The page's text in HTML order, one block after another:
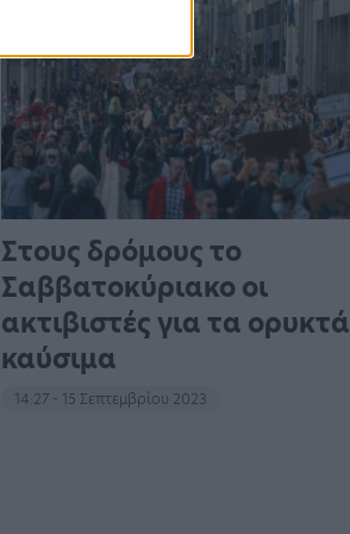
Στους δρόμους το
Σαββατοκύριακο οι
ακτιβιστές για τα ορυκτά
καύσιμα
14:27 - 15 Σεπτεμβρίου 2023